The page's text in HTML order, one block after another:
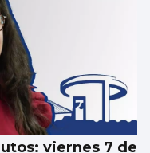
viernes 7 de